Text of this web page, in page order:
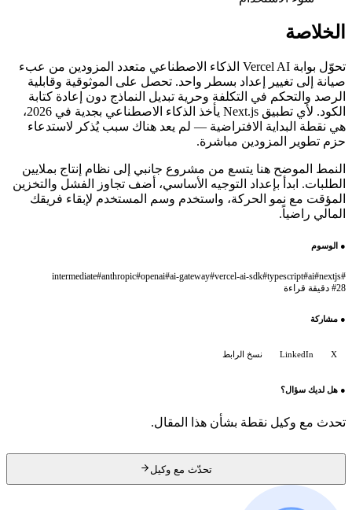
الخلاصة
تحوّل بوابة Vercel AI الذكاء الاصطناعي متعدد المزودين من عبء
صيانة إلى تغيير إعداد بسطر واحد. تحصل على الموثوقية وقابلية
الرصد والتحكم في التكلفة وحرية تبديل النماذج دون إعادة كتابة
الكود. لأي تطبيق Next.js يأخذ الذكاء الاصطناعي بجدية في 2026،
هي نقطة البداية الافتراضية — لم يعد هناك سبب يُذكر لاستدعاء
حزم تطوير المزودين مباشرة.
النمط الموضح هنا يتسع من مشروع جانبي إلى نظام إنتاج بملايين
الطلبات. ابدأ بإعداد التوجيه الأساسي، أضف تجاوز الفشل والتخزين
المؤقت مع نمو الحركة، واستخدم وسم المستخدم لإبقاء فريقك
المالي راضياً.
●الوسوم
nextjs
#
ai
#
typescript
#
vercel-ai-sdk
#
ai-gateway
#
openai
#
anthropic
#
intermediate
#28 دقيقة قراءة
●مشاركة
LinkedIn نسخ الرابط
●هل لديك سؤال؟
تحدث مع وكيل نقطة بشأن هذا المقال.
تحدّث مع وكيل